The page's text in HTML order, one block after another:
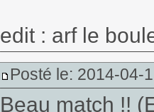
edit : arf le
Posté le: 2014-04-
Beau match !!